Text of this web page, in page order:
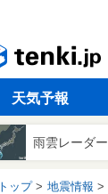
天気予報
雨雲レーダー
トップ 地震情報